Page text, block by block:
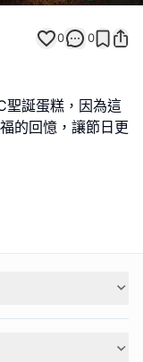
0 0
聖誕蛋糕，因為這
的回憶，讓節日更